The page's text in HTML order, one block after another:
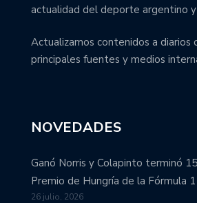
actualidad del deporte argentino
Actualizamos contenidos a diarios
principales fuentes y medios
NOVEDADES
Ganó Norris y Colapinto terminó
Premio de Hungría de la Fórmula 1
26 julio, 2026